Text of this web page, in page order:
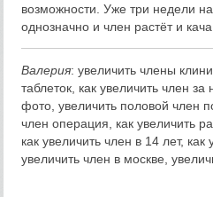
возможности. Уже три недели
однозначно и член растёт и
Валерия: увеличить члены
таблеток, как увеличить член
фото, увеличить половой член
член операция, как увеличить
как увеличить член в 14 лет, как
увеличить член в москве,